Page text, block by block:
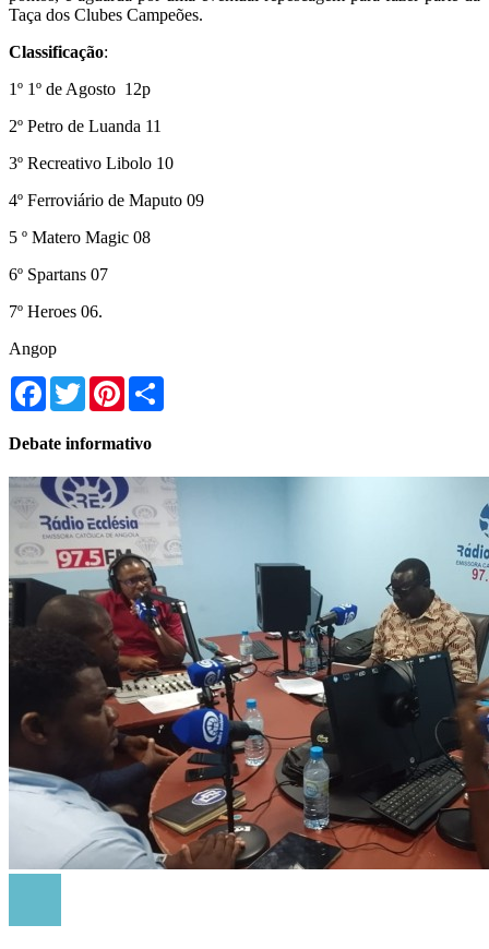
Taça dos Clubes Campeões.
Classificação:
1º 1º de Agosto 12p
2º Petro de Luanda 11
3º Recreativo Libolo 10
4º Ferroviário de Maputo 09
5 º Matero Magic 08
6º Spartans 07
7º Heroes 06.
Angop
Facebook
TwitterPinterest
Debate informativo